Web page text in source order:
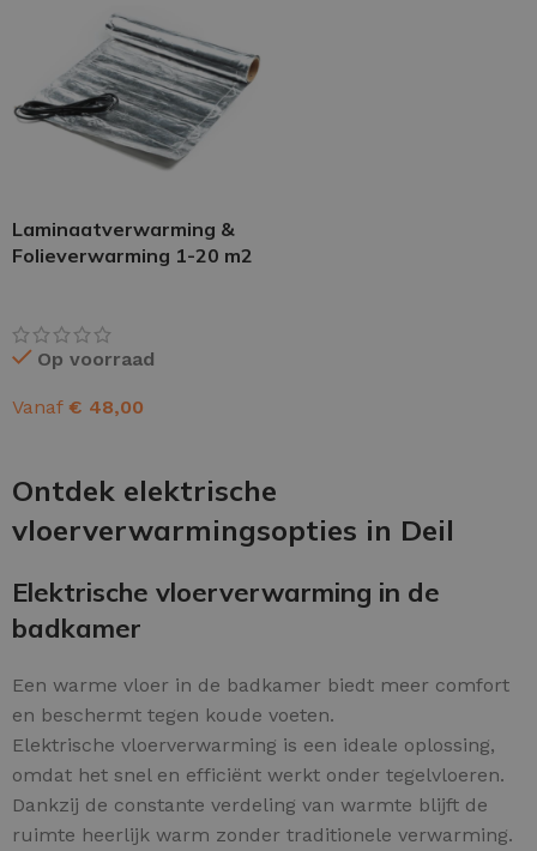
Laminaatverwarming &
Folieverwarming 1-20 m2
Op voorraad
Vanaf € 48,00
Ontdek elektrische
vloerverwarmingsopties in Deil
Elektrische vloerverwarming in de
badkamer
Een warme vloer in de badkamer biedt meer comfort
en beschermt tegen koude voeten.
Elektrische vloerverwarming is een ideale oplossing,
omdat het snel en efficiënt werkt onder tegelvloeren.
Dankzij de constante verdeling van warmte blijft de
ruimte heerlijk warm zonder traditionele verwarming.